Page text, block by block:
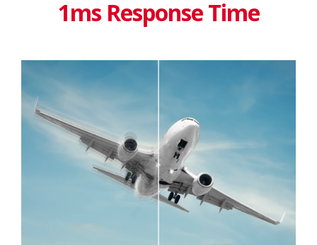
1ms Response Time